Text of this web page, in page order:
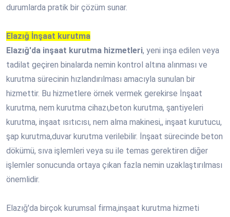
durumlarda pratik bir çözüm sunar.
Elazığ İnşaat kurutma
Elazığ'da inşaat kurutma hizmetleri, yeni inşa edilen veya
tadilat geçiren binalarda nemin kontrol altına alınması ve
kurutma sürecinin hızlandırılması amacıyla sunulan bir
hizmettir. Bu hizmetlere örnek vermek gerekirse İnşaat
kurutma, nem kurutma cihazı,beton kurutma, şantiyeleri
kurutma, inşaat ısıtıcısı, nem alma makinesi,, inşaat kurutucu,
şap kurutma,duvar kurutma verilebilir. İnşaat sürecinde beton
dökümü, sıva işlemleri veya su ile temas gerektiren diğer
işlemler sonucunda ortaya çıkan fazla nemin uzaklaştırılması
önemlidir.
Elazığ'da birçok kurumsal firma,inşaat kurutma hizmeti